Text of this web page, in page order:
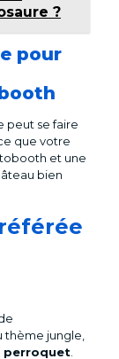
?
pour
peut se faire
que votre
et une
bien
thème jungle,
perroquet.